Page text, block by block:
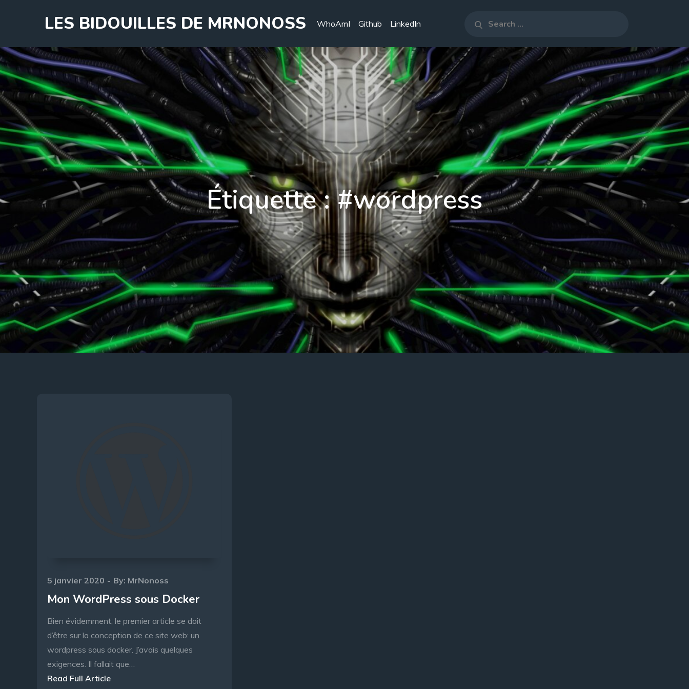
LES BIDOUILLES DE MRNONOSS WhoAmI Github LinkedIn Search
Étiquette :#wordpress
Posted
on
5 janvier 2020 By: MrNonoss
Mon WordPress sous Docker
Bien évidemment, le premier article se doit
d’être sur la conception de ce site web: un
wordpress sous docker. J’avais quelques
exigences. Il fallait que…
Read Full Article